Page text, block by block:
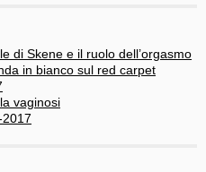
di Skene e il ruolo dell’orgasmo
in bianco sul red carpet
vaginosi